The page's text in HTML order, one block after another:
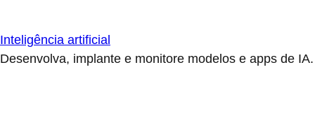
Inteligência artificial
Desenvolva, implante e monitore modelos e apps de IA.